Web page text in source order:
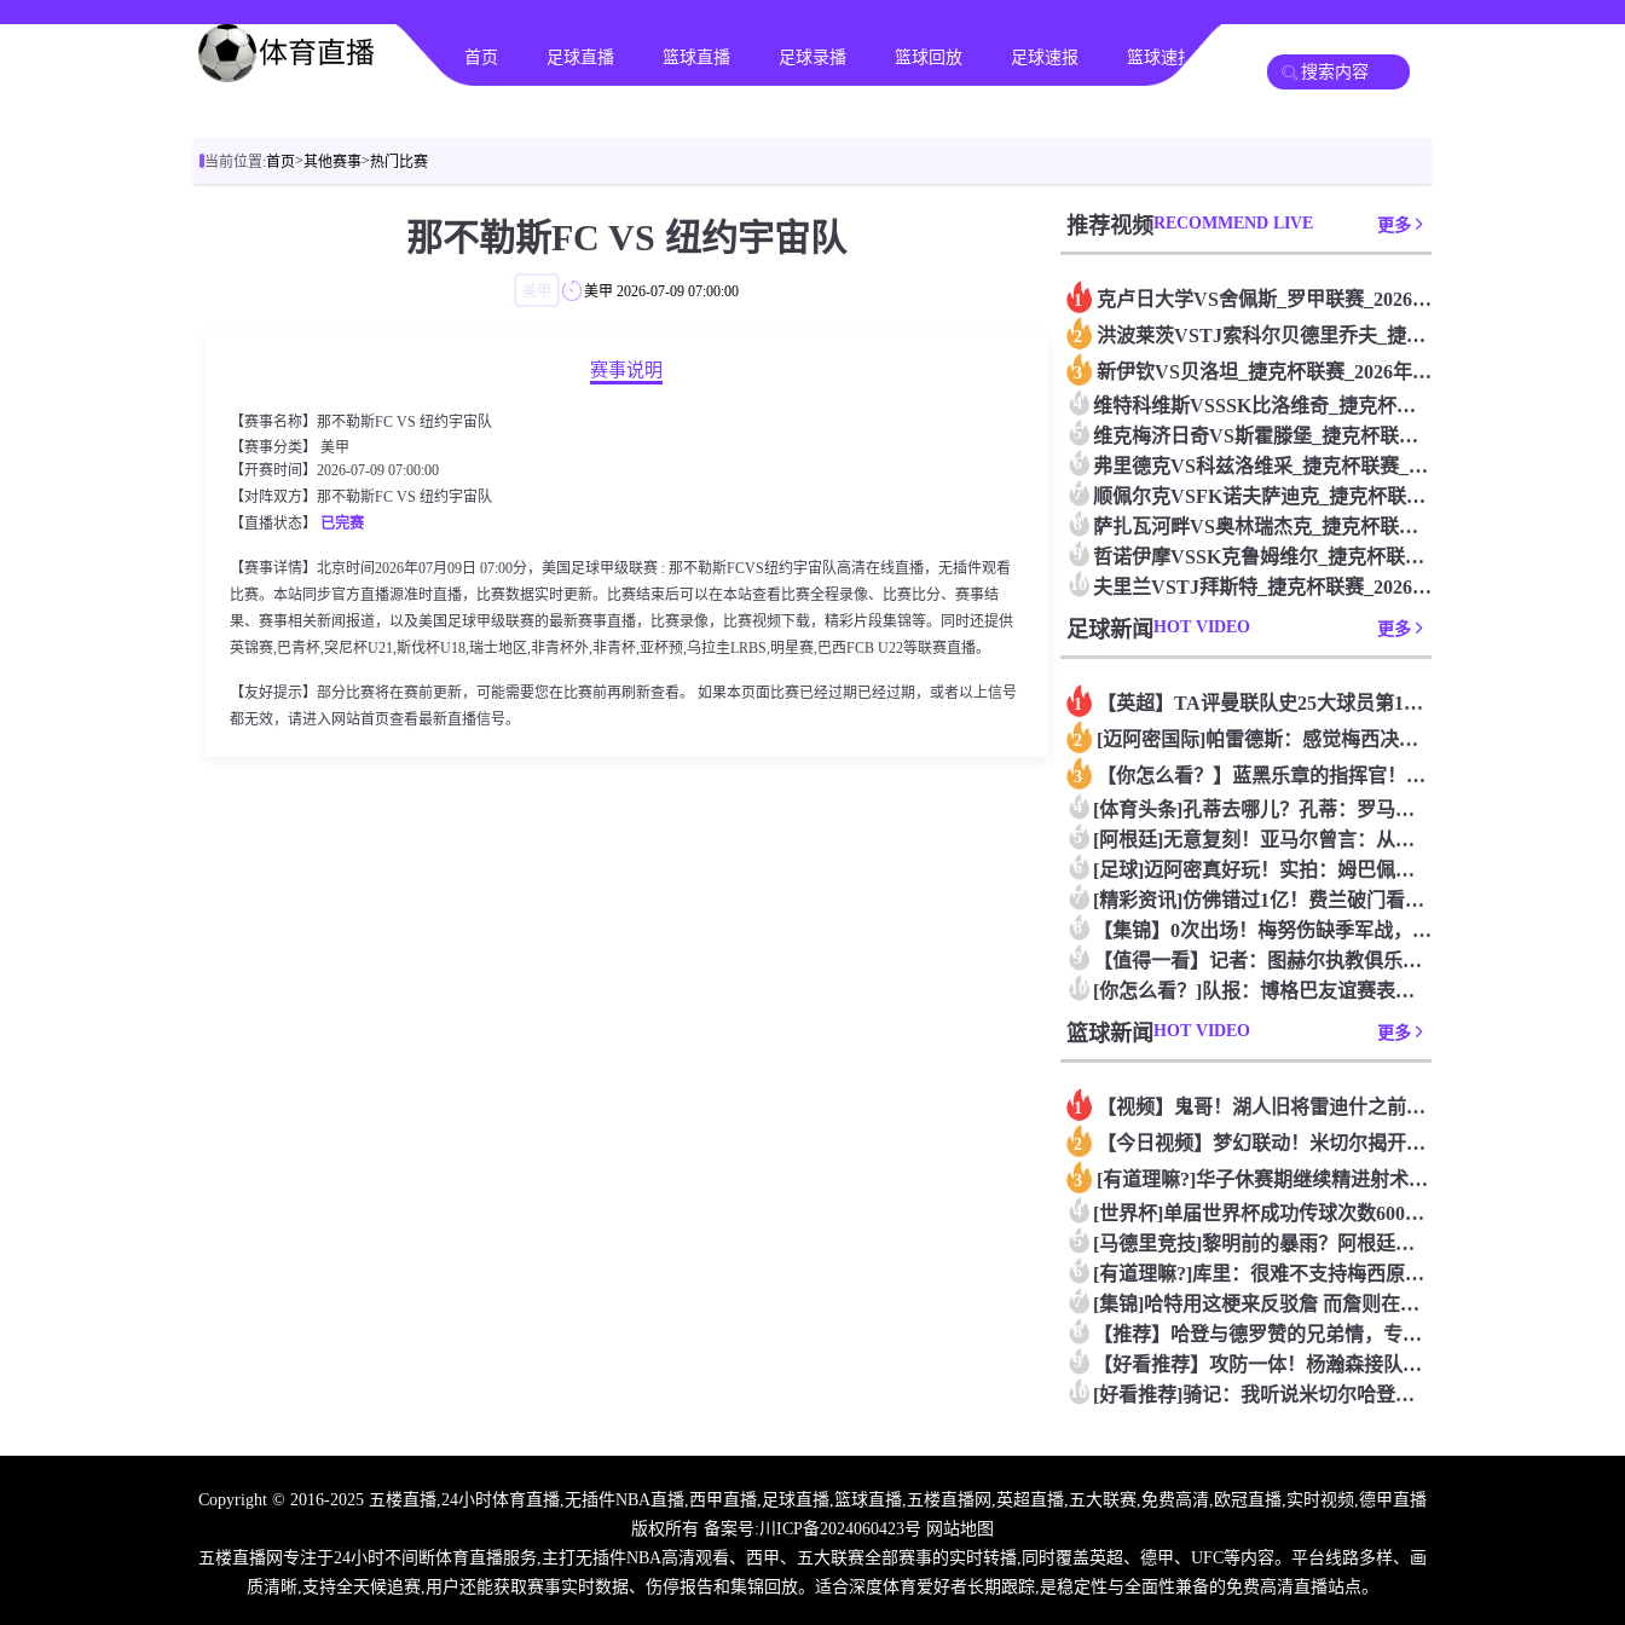
首页 足球直播 篮球直播 足球录播 篮球回放 足球速报 篮球速报 其他赛事
当前位置:首页>其他赛事>热门比赛
那不勒斯FC VS 纽约宇宙队
美甲 美甲 2026-07-09 07:00:00
赛事说明
【赛事名称】那不勒斯FC VS 纽约宇宙队
【赛事分类】 美甲
【开赛时间】2026-07-09 07:00:00
【对阵双方】那不勒斯FC VS 纽约宇宙队
【直播状态】 已完赛
【赛事详情】北京时间2026年07月09日 07:00分，美国足球甲级联赛 : 那不勒斯FCVS纽约宇宙队高清在线直播，无插件观看
比赛。本站同步官方直播源准时直播，比赛数据实时更新。比赛结束后可以在本站查看比赛全程录像、比赛比分、赛事结
果、赛事相关新闻报道，以及美国足球甲级联赛的最新赛事直播，比赛录像，比赛视频下载，精彩片段集锦等。同时还提供
英锦赛,巴青杯,突尼杯U21,斯伐杯U18,瑞士地区,非青杯外,非青杯,亚杯预,乌拉圭LRBS,明星赛,巴西FCB U22等联赛直播。
【友好提示】部分比赛将在赛前更新，可能需要您在比赛前再刷新查看。 如果本页面比赛已经过期已经过期，或者以上信号
都无效，请进入网站首页查看最新直播信号。
推荐视频RECOMMEND LIVE 更多
1 克卢日大学VS舍佩斯_罗甲联赛_2026年07月26日
2 洪波莱茨VSTJ索科尔贝德里乔夫_捷克杯联赛_2026年07
3 新伊钦VS贝洛坦_捷克杯联赛_2026年07月26日
4 维特科维斯VSSSK比洛维奇_捷克杯联赛_2026年07月2
5 维克梅济日奇VS斯霍滕堡_捷克杯联赛_2026年07月26日
6 弗里德克VS科兹洛维采_捷克杯联赛_2026年07月26日
7 顺佩尔克VSFK诺夫萨迪克_捷克杯联赛_2026年07月26
8 萨扎瓦河畔VS奥林瑞杰克_捷克杯联赛_2026年07月26日
9 哲诺伊摩VSSK克鲁姆维尔_捷克杯联赛_2026年07月26
10 夫里兰VSTJ拜斯特_捷克杯联赛_2026年07月26日
足球新闻 HOT VIDEO 更多
1 【英超】TA评曼联队史25大球员第12：“巴斯比宝贝”的绝佳
2 [迈阿密国际]帕雷德斯：感觉梅西决定了决赛是国家队最后一战，
3 【你怎么看？】蓝黑乐章的指挥官！优雅的波兰中场节拍器！
4 [体育头条]孔蒂去哪儿？孔蒂：罗马诺你小子给我管住嘴哈！
5 [阿根廷]无意复刻！亚马尔曾言：从没想过成为梅西，也不会穿他
6 [足球]迈阿密真好玩！实拍：姆巴佩和女友被路人拍到在夜店狂欢
7 [精彩资讯]仿佛错过1亿！费兰破门看台的西班牙传奇欢呼，拉莫
8 【集锦】0次出场！梅努伤缺季军战，整届1分钟没踢无缘世界杯首
9 【值得一看】记者：图赫尔执教俱乐部是淘汰赛专家，但在真正压力
10 [你怎么看？]队报：博格巴友谊赛表现不错 戈洛文可能加盟沙特
篮球新闻 HOT VIDEO 更多
1 【视频】鬼哥！湖人旧将雷迪什之前在立陶宛联赛大杀四方
2 【今日视频】梦幻联动！米切尔揭开安东内利的名字贴纸！
3 [有道理嘛?]华子休赛期继续精进射术！5个点位接球三分全部命
4 [世界杯]单届世界杯成功传球次数600+球员：罗德里本届75
5 [马德里竞技]黎明前的暴雨？阿根廷世界杯决赛前最后一堂训练课
6 [有道理嘛?]库里：很难不支持梅西原来库里也是梅西球迷！
7 [集锦]哈特用这梗来反驳詹 而詹则在开玩笑地强调0比3和1比
8 【推荐】哈登与德罗赞的兄弟情，专属硬汉的温情
9 【好看推荐】攻防一体！杨瀚森接队友传球双手大力灌篮&防守端再
10 [好看推荐]骑记：我听说米切尔哈登和詹姆斯保持联系 但招募不
Copyright © 2016-2025 五楼直播,24小时体育直播,无插件NBA直播,西甲直播,足球直播,篮球直播,五楼直播网,英超直播,五大联赛,免费高清,欧冠直播,实时视频,德甲直播
版权所有 备案号:川ICP备2024060423号 网站地图
五楼直播网专注于24小时不间断体育直播服务,主打无插件NBA高清观看、西甲、五大联赛全部赛事的实时转播,同时覆盖英超、德甲、UFC等内容。平台线路多样、画
质清晰,支持全天候追赛,用户还能获取赛事实时数据、伤停报告和集锦回放。适合深度体育爱好者长期跟踪,是稳定性与全面性兼备的免费高清直播站点。